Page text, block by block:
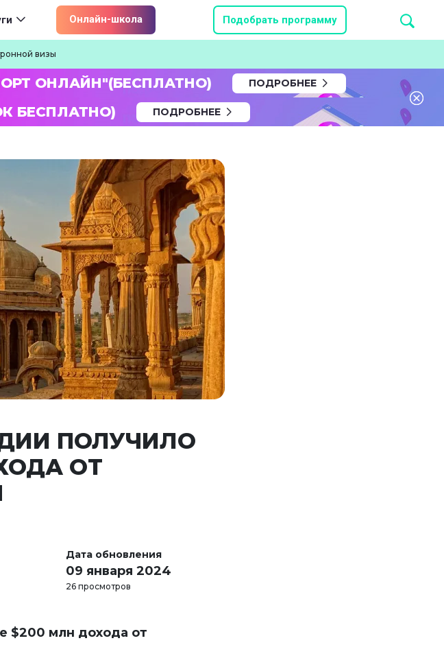
Онлайн-школа Подобрать программу
визы
ОНЛАЙН"(БЕСПЛАТНО) ПОДРОБНЕЕ
БЕСПЛАТНО) ПОДРОБНЕЕ
ПОЛУЧИЛО
ОТ
Дата обновления
09 января 2024
26 просмотров
$200 млн дохода от